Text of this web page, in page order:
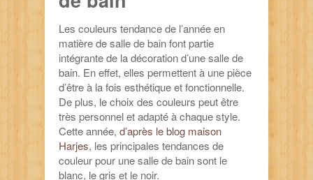
Les couleurs tendance de l’année en
matière de salle de bain font partie
intégrante de la décoration d’une salle de
bain. En effet, elles permettent à une pièce
d’être à la fois esthétique et fonctionnelle.
De plus, le choix des couleurs peut être
très personnel et adapté à chaque style.
Cette année, d’après le blog maison
Harjes, les principales tendances de
couleur pour une salle de bain sont le
blanc, le gris et le noir.